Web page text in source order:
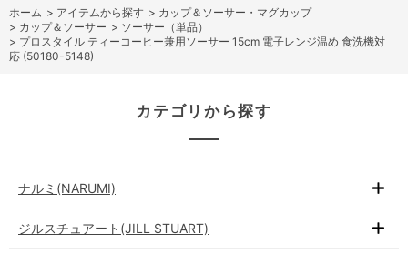
ホーム > アイテムから探す > カップ＆ソーサー・マグカップ
> カップ＆ソーサー > ソーサー（単品）
> プロスタイル ティーコーヒー兼用ソーサー 15cm 電子レンジ温め 食洗機対
応 (50180-5148)
カテゴリから探す
ナルミ(NARUMI)
ジルスチュアート(JILL STUART)